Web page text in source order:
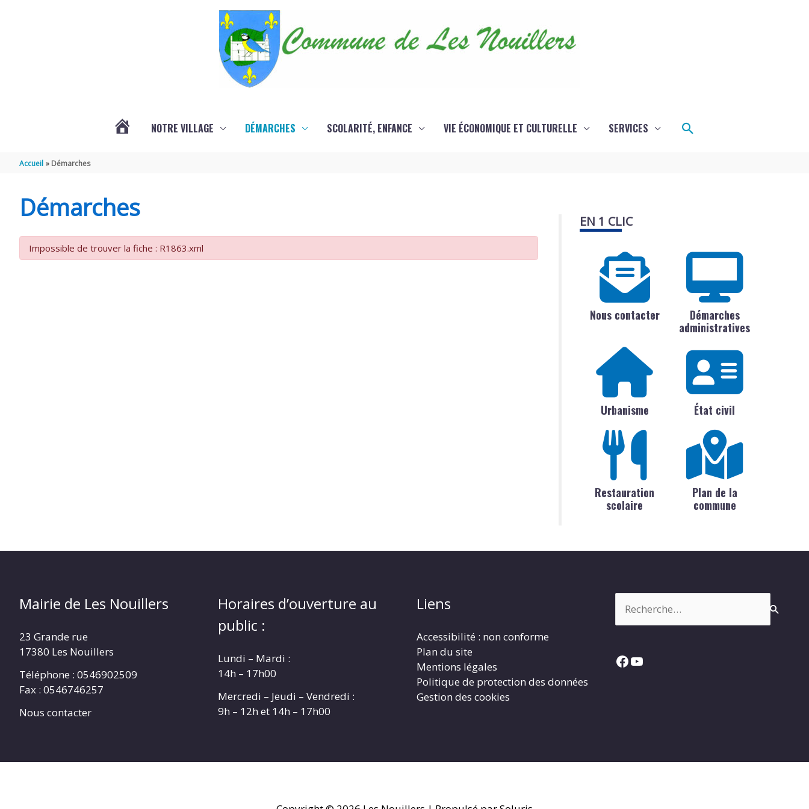
NOTRE VILLAGE DÉMARCHES SCOLARITÉ, ENFANCE VIE ÉCONOMIQUE ET CULTURELLE SERVICES Rechercher
Accueil Démarches
Démarches
Impossible de trouver la fiche : R1863.xml
EN 1 CLIC
Nous contacter
Démarches
administratives
Urbanisme État civil
Restauration
scolaire
Plan de la
commune
Mairie de Les Nouillers
23 Grande rue
17380 Les Nouillers
Téléphone : 0546902509
Fax : 0546746257
Nous contacter
Horaires d’ouverture au
public :
Lundi – Mardi :
14h – 17h00
Mercredi – Jeudi – Vendredi :
9h – 12h et 14h – 17h00
Liens
Accessibilité : non conforme
Plan du site
Mentions légales
Politique de protection des données
Gestion des cookies
Facebook
YouTube